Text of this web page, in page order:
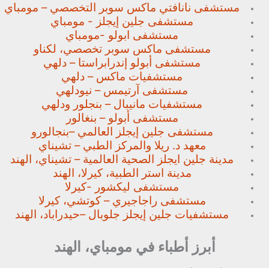
مستشفى نانافتي ماكس سوبر التخصصي – مومباي
مستشفى جلين إيجلز - مومباي
مستشفى ابولو -مومباي
مستشفى ماكس سوبر تخصصي، لكناو
مستشفى أبولو إندرابراستا – دلهي
مستشفيات ماكس – دلهي
مستشفى آرتيمس – نيودلهي
مستشفيات مانيبال – بنجلور ودلهي
مستشفى أبولو – بنغالور
مستشفى جلين إيجلز العالمي –بنجالورو
معهد د. ريلا والمركز الطبي – تشيناي
مدينة جلين ايجلز الصحية العالمية – تشيناي، الهند
مدينة استر الطبية، كيرلا، الهند
مستشفى ليكشور -كيرلا
مستشفى راجاجيري – كوتشي، كيرلا
مستشفيات جلين إيجلز جلوبال –حيدراباد، الهند
أبرز أطباء في مومباي، الهند